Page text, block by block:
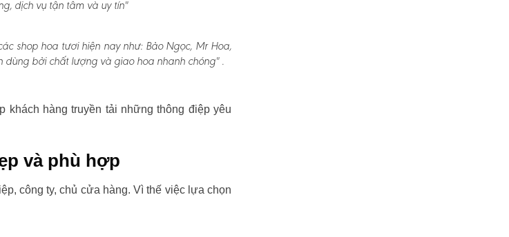
dịch vụ tận tâm và uy tín"
shop hoa tươi hiện nay như: Bảo Ngọc, Mr Hoa,
dùng bởi chất lượng và giao hoa nhanh chóng" .
hàng truyền tải những thông điệp yêu
và phù hợp
công ty, chủ cửa hàng. Vì thế việc lựa chọn